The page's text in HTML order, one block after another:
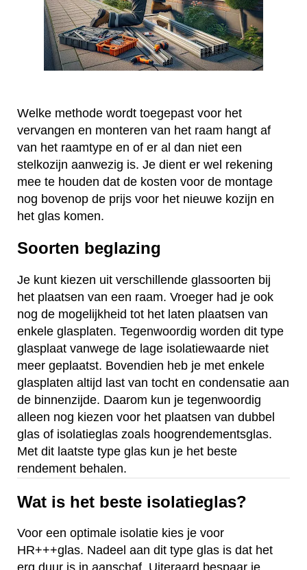
Welke methode wordt toegepast voor het
vervangen en monteren van het raam hangt af
van het raamtype en of er al dan niet een
stelkozijn aanwezig is. Je dient er wel rekening
mee te houden dat de kosten voor de montage
nog bovenop de prijs voor het nieuwe kozijn en
het glas komen.
Soorten beglazing
Je kunt kiezen uit verschillende glassoorten bij
het plaatsen van een raam. Vroeger had je ook
nog de mogelijkheid tot het laten plaatsen van
enkele glasplaten. Tegenwoordig worden dit type
glasplaat vanwege de lage isolatiewaarde niet
meer geplaatst. Bovendien heb je met enkele
glasplaten altijd last van tocht en condensatie aan
de binnenzijde. Daarom kun je tegenwoordig
alleen nog kiezen voor het plaatsen van dubbel
glas of isolatieglas zoals hoogrendementsglas.
Met dit laatste type glas kun je het beste
rendement behalen.
Wat is het beste isolatieglas?
Voor een optimale isolatie kies je voor
HR+++glas. Nadeel aan dit type glas is dat het